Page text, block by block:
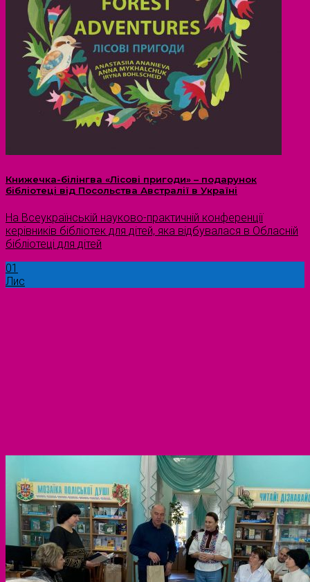
Книжечка-білінгва «Лісові пригоди» – подарунок
бібліотеці від Посольства Австралії в Україні
На Всеукраїнській науково-практичній конференції
керівників бібліотек для дітей, яка відбувалася в Обласній
бібліотеці для дітей
01
Лис